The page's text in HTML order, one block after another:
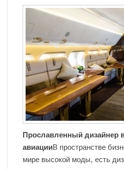
Прославленный дизайнер
авиацииВ пространстве
мире высокой моды, есть